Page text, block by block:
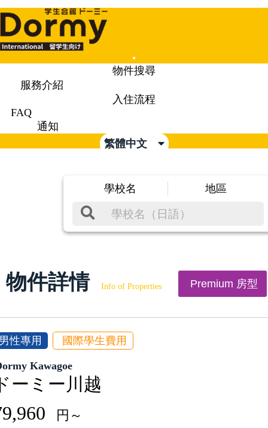
Mobile
Menu
物件搜尋
服務介紹
入住流程
FAQ
通知
繁體中文
學校名 地區
物件詳情 Info of Properties Premium 房型
性專用 國際學生費用
Kawagoe
ーミー川越
円～